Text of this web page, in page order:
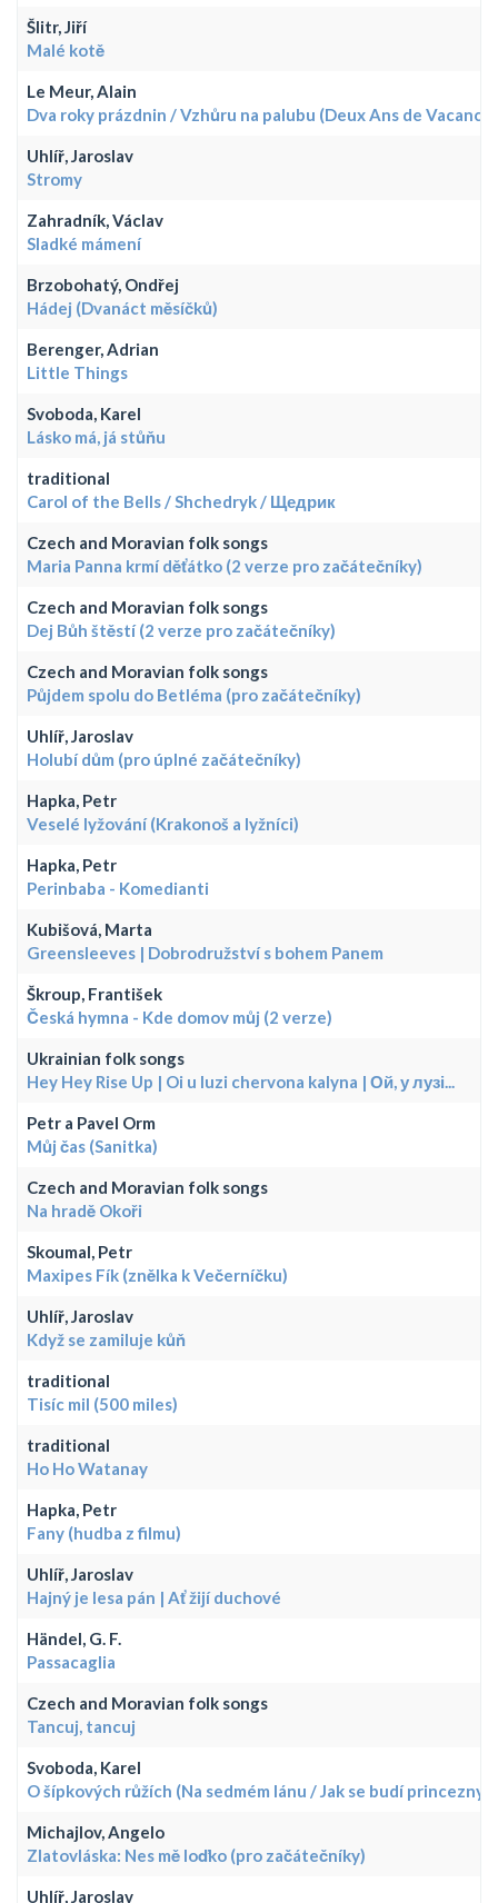
Šlitr, Jiří
Malé kotě
Le Meur, Alain
Dva roky prázdnin / Vzhůru na palubu (Deux Ans de
Uhlíř, Jaroslav
Stromy
Zahradník, Václav
Sladké mámení
Brzobohatý, Ondřej
Hádej (Dvanáct měsíčků)
Berenger, Adrian
Little Things
Svoboda, Karel
Lásko má, já stůňu
traditional
Carol of the Bells / Shchedryk / Щедрик
Czech and Moravian folk songs
Maria Panna krmí děťátko (2 verze pro začátečníky)
Czech and Moravian folk songs
Dej Bůh štěstí (2 verze pro začátečníky)
Czech and Moravian folk songs
Půjdem spolu do Betléma (pro začátečníky)
Uhlíř, Jaroslav
Holubí dům (pro úplné začátečníky)
Hapka, Petr
Veselé lyžování (Krakonoš a lyžníci)
Hapka, Petr
Perinbaba - Komedianti
Kubišová, Marta
Greensleeves | Dobrodružství s bohem Panem
Škroup, František
Česká hymna - Kde domov můj (2 verze)
Ukrainian folk songs
Hey Hey Rise Up | Oi u luzi chervona kalyna | Ой, у лузі...
Petr a Pavel Orm
Můj čas (Sanitka)
Czech and Moravian folk songs
Na hradě Okoři
Skoumal, Petr
Maxipes Fík (znělka k Večerníčku)
Uhlíř, Jaroslav
Když se zamiluje kůň
traditional
Tisíc mil (500 miles)
traditional
Ho Ho Watanay
Hapka, Petr
Fany (hudba z filmu)
Uhlíř, Jaroslav
Hajný je lesa pán | Ať žijí duchové
Händel, G. F.
Passacaglia
Czech and Moravian folk songs
Tancuj, tancuj
Svoboda, Karel
O šípkových růžích (Na sedmém lánu / Jak se budí princezny)
Michajlov, Angelo
Zlatovláska: Nes mě loďko (pro začátečníky)
Uhlíř, Jaroslav